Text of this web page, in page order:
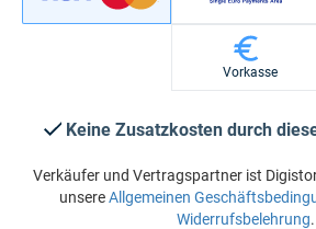
Vorkasse
Keine Zusatzkosten durch
Verkäufer und Vertragspartner ist
unsereAllgemeinen
Widerrufsbelehrung.